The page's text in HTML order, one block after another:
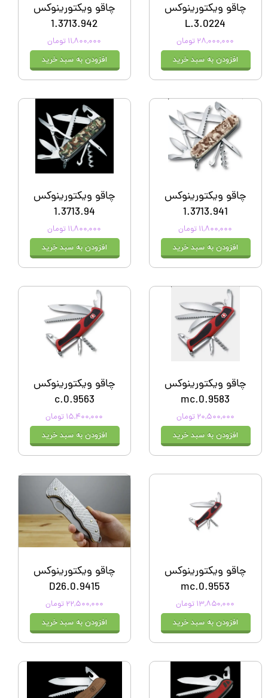
چاقو ویکتورینوکس
3.0224.L
۲۸,۰۰۰,۰۰۰ تومان
افزودن به سبد خرید
چاقو ویکتورینوکس
1.3713.942
۱۱,۸۰۰,۰۰۰ تومان
افزودن به سبد خرید
چاقو ویکتورینوکس
1.3713.941
۱۱,۸۰۰,۰۰۰ تومان
افزودن به سبد خرید
چاقو ویکتورینوکس
1.3713.94
۱۱,۸۰۰,۰۰۰ تومان
افزودن به سبد خرید
چاقو ویکتورینوکس
0.9583.mc
۲۰,۵۰۰,۰۰۰ تومان
افزودن به سبد خرید
چاقو ویکتورینوکس
0.9563.c
۱۵,۴۰۰,۰۰۰ تومان
افزودن به سبد خرید
چاقو ویکتورینوکس
0.9553.mc
۱۳,۸۵۰,۰۰۰ تومان
افزودن به سبد خرید
چاقو ویکتورینوکس
0.9415.D26
۲۲,۵۰۰,۰۰۰ تومان
افزودن به سبد خرید